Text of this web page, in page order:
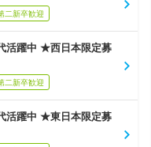
二新卒歓迎
活躍中 ★西日本限定募
二新卒歓迎
活躍中 ★東日本限定募